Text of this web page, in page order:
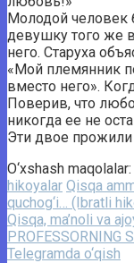
Молодой человек
девушку того же
него. Старуха
«Мой племянник
вместо него».
Поверив, что
никогда ее не
Эти двое
O‘xshash maqolalar:
hikoyalar Qisqa
quchog‘i… (Ibratli
Qisqa, ma’noli va
PROFESSORNING
Telegramda o‘qish